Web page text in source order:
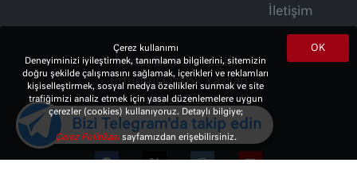
İletişim
İsmet Berkan Yazıları
Ertuğrul Özkök Yazıları
Haftalık Gazete
OK
Çerez kullanımı
Deneyiminizi iyileştirmek, tanımlama bilgilerini, sitemizin
doğru şekilde çalışmasını sağlamak, içerikleri ve reklamları
kişiselleştirmek, sosyal medya özellikleri sunmak ve site
trafiğimizi analiz etmek için yasal düzenlemelere uygun
çerezler (cookies) kullanıyoruz. Detaylı bilgiye;
Çerez Politikasısayfamızdan erişebilirsiniz.
Bizi Telegram'da takip edin